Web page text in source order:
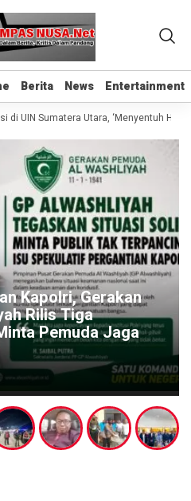
Berita News Entertainment
Berita News Entertainment
UIN Sumatera Utara, ‘Menyentuh Hati
Kapolri, Gerakan
Rilis Tiga
Pemuda Jaga